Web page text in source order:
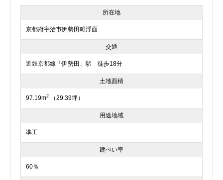
所在地
京都府宇治市伊勢田町浮面
交通
近鉄京都線「伊勢田」駅 徒歩18分
土地面積
97.19m2 （29.39坪）
用途地域
準工
建ぺい率
60％